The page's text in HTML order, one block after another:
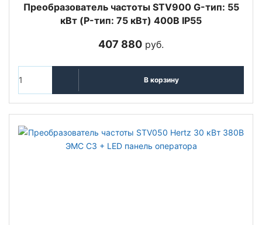
Преобразователь частоты STV900 G-тип: 55
кВт (P-тип: 75 кВт) 400В IP55
407 880 руб.
В корзину